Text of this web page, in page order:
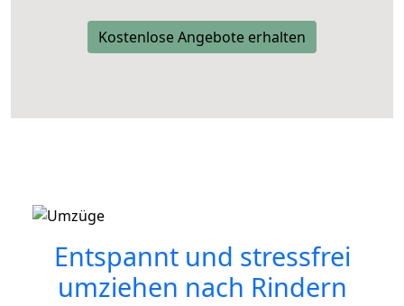
Kostenlose Angebote erhalten
Entspannt und stressfrei
umziehen nach Rindern